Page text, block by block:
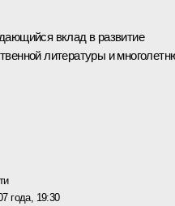
вклад в развитие
литературы и
года, 19:30